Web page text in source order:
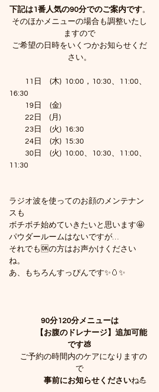
下記は1番人気の90分でのご案内です。
そのほかメニューの場合も調整いたし
ますので
ご希望の日時をいくつかお知らせくだ
さい。
11日　(木)  10:00，10:30、11:00、
16:30
19日　(金)
22日     (月)
23日　(火)  16:30
24日　(水)  15:30
30日　(火)  10:00、10:30、11:00、
11:30
ラジオ波を使ってのお顔のメンテナン
スも
ボチボチ始めていきたいと思います🤩
パウダールームはないですが…
それでも🆗の方はお声かけください
ね。
あ、もちろんすっぴんです✨🥚✨
90分120分メニューは
【お腹のドレナージ】追加可能
です💩
ご予約の時間内のケアになりますの
で
事前にお知らせくださいね💪